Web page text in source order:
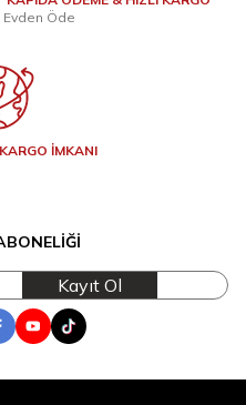
Evden Öde
İMKANI
Kayıt Ol
YoutubeTik Tok